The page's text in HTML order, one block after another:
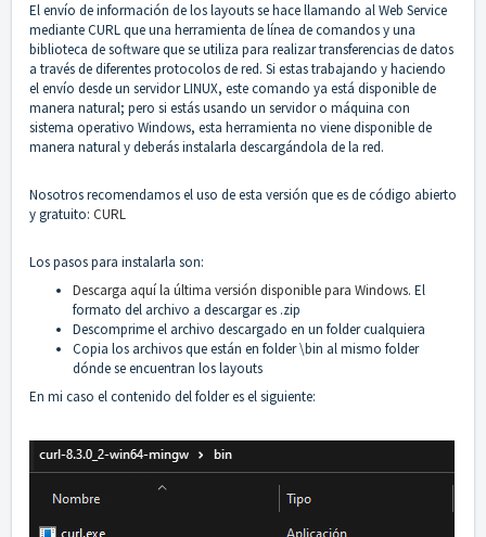
El envío de información de los layouts se hace llamando al Web Service
mediante CURL que una herramienta de línea de comandos y una
biblioteca de software que se utiliza para realizar transferencias de datos
a través de diferentes protocolos de red. Si estas trabajando y haciendo
el envío desde un servidor LINUX, este comando ya está disponible de
manera natural; pero si estás usando un servidor o máquina con
sistema operativo Windows, esta herramienta no viene disponible de
manera natural y deberás instalarla descargándola de la red.
Nosotros recomendamos el uso de esta versión que es de código abierto
y gratuito: CURL
Los pasos para instalarla son:
Descarga aquí la última versión disponible para Windows. El
formato del archivo a descargar es .zip
Descomprime el archivo descargado en un folder cualquiera
Copia los archivos que están en folder \bin al mismo folder
dónde se encuentran los layouts
En mi caso el contenido del folder es el siguiente: